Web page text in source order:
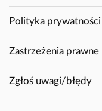
Polityka prywatności
Zastrzeżenia prawne
Zgłoś uwagi/błędy